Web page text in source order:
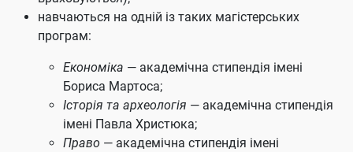
навчаються на одній із таких магістерських
програм:
Економіка — академічна стипендія імені
Бориса Мартоса;
Історія та археологія — академічна стипендія
імені Павла Христюка;
Право — академічна стипендія імені